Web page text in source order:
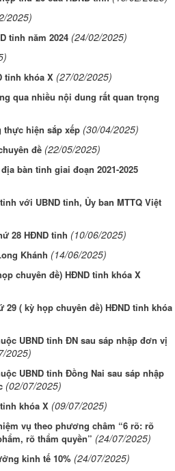
2025)
tỉnh năm 2024 (24/02/2025)
tỉnh khóa X (27/02/2025)
qua nhiều nội dung rất quan trọng
thực hiện sắp xếp (30/04/2025)
đề (22/05/2025)
bàn tỉnh giai đoạn 2021-2025
với UBND tỉnh, Ủy ban MTTQ Việt
28 HĐND tỉnh (10/06/2025)
Khánh (14/06/2025)
chuyên đề) HĐND tỉnh khóa X
( kỳ họp chuyên đề) HĐND tỉnh khóa
UBND tỉnh ĐN sau sáp nhập đơn vị
2025)
UBND tỉnh Đồng Nai sau sáp nhập
(02/07/2025)
khóa X (09/07/2025)
vụ theo phương châm “6 rõ: rõ
rõ thẩm quyền” (24/07/2025)
kinh tế 10% (24/07/2025)